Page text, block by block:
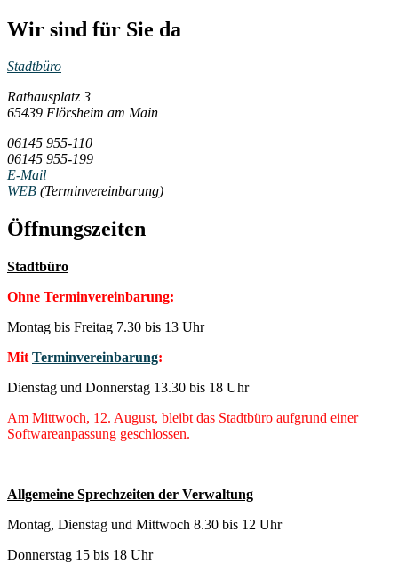
Wir sind für Sie da
Stadtbüro
Rathausplatz 3
65439 Flörsheim am Main
06145 955-110
06145 955-199
E-Mail
WEB (Terminvereinbarung)
Öffnungszeiten
Stadtbüro
Ohne Terminvereinbarung:
Montag bis Freitag 7.30 bis 13 Uhr
Mit Terminvereinbarung:
Dienstag und Donnerstag 13.30 bis 18 Uhr
Am Mittwoch, 12. August, bleibt das Stadtbüro aufgrund einer
Softwareanpassung geschlossen.
Allgemeine Sprechzeiten der Verwaltung
Montag, Dienstag und Mittwoch 8.30 bis 12 Uhr
Donnerstag 15 bis 18 Uhr